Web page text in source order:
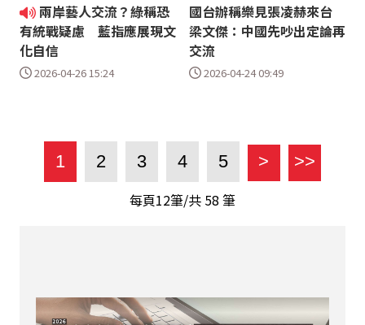
兩岸藝人交流？綠稱恐
有統戰疑慮 藍指應展現文
化自信
2026-04-26 15:24
國台辦稱樂見張凌赫來台
梁文傑：中國先吵出定論再
交流
2026-04-24 09:49
1 2 3 4 5 > >>
每頁12筆/共 58 筆